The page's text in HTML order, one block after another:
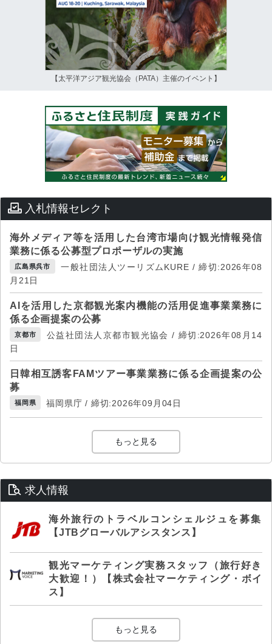
【太平洋アジア観光協会（PATA）主催のイベント】
入札情報セレクト
海外メディア等を活用した台湾市場向け観光情報発信
業務に係る公募型プロポーザルの実施
広島県呉市
一般社団法人ツーリズムKURE / 締切:2026年08
月21日
AIを活用した京都観光案内機能の活用促進事業業務に
係る企画提案の公募
京都市
公益社団法人京都市観光協会 / 締切:2026年08月14
日
日韓相互誘客FAMツアー事業業務に係る企画提案の公
募
福岡県 福岡県庁 / 締切:2026年09月04日
もっと見る
求人情報
海外旅行のトラベルコンシェルジュを募集
【JTBグローバルアシスタンス】
観光マーケティング実務スタッフ（旅行好き
大歓迎！）【株式会社マーケティング・ボイ
ス】
もっと見る